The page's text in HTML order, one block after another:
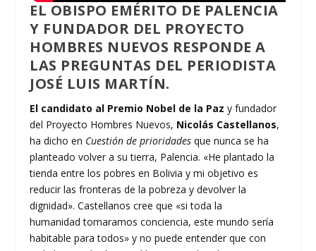
EL OBISPO EMÉRITO DE PALENCIA
Y FUNDADOR DEL PROYECTO
HOMBRES NUEVOS RESPONDE A
LAS PREGUNTAS DEL PERIODISTA
JOSÉ LUIS MARTÍN.
El candidato al Premio Nobel de la Pazy fundador
del Proyecto Hombres Nuevos, Nicolás Castellanos,
ha dicho en Cuestión de prioridades que nunca se ha
planteado volver a su tierra, Palencia. «He plantado la
tienda entre los pobres en Bolivia y mi objetivo es
reducir las fronteras de la pobreza y devolver la
dignidad». Castellanos cree que «si toda la
humanidad tomaramos conciencia, este mundo sería
habitable para todos» y no puede entender que con